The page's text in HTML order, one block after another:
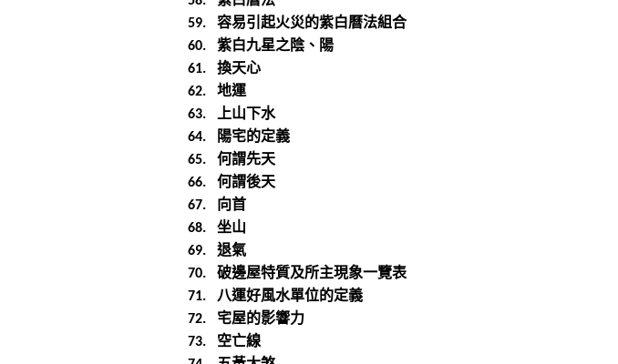
59. 容易引起火災的紫白曆法組合
60. 紫白九星之陰、陽
61. 換天心
62. 地運
63. 上山下水
64. 陽宅的定義
65. 何謂先天
66. 何謂後天
67. 向首
68. 坐山
69. 退氣
70. 破邊屋特質及所主現象一覽表
71. 八運好風水單位的定義
72. 宅屋的影響力
73. 空亡線